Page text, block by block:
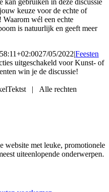
keuze voor de echte of
wél een echte
is natuurlijk en geeft meer
27/05/2022|Feesten
uitgeschakeld voor Kunst- of
win je de discussie!
| Alle rechten
website met leuke, promotionele
uiteenlopende onderwerpen.